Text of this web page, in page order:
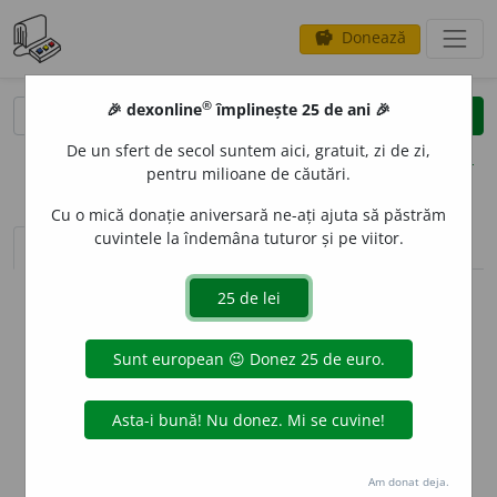
savings Donează
clear
opțiuni
sinteza definițiilor (1) definiții (13) declinări
info
Aceste definiții sunt compilate de
echipa dexonline. Definițiile
originale se află pe filadefiniții.
preferințe
🎉 dexonline® împlinește 25 de ani 🎉
De un sfert de secol suntem aici, gratuit, zi de zi,
pentru milioane de căutări.
Cu o mică donație aniversară ne-ați ajuta să păstrăm
cuvintele la îndemâna tuturor și pe viitor.
Am donat deja.